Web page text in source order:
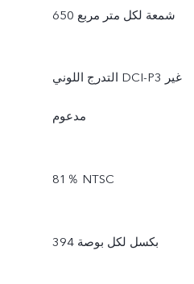
650 شمعة لكل متر مربع
التدرج اللوني DCI-P3 غير
مدعوم
81％ NTSC
394 بكسل لكل بوصة